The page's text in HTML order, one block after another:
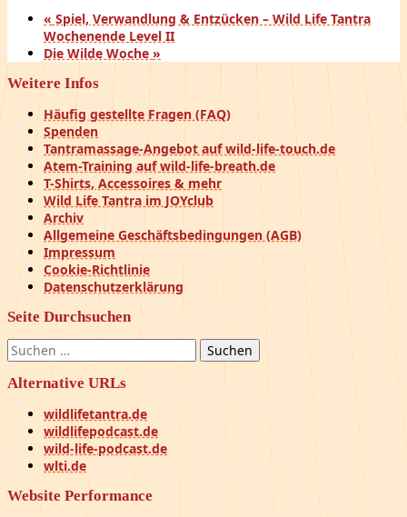
« Spiel, Verwandlung & Entzücken – Wild Life Tantra
Wochenende Level II
Die Wilde Woche »
Weitere Infos
Häufig gestellte Fragen (FAQ)
Spenden
Tantramassage-Angebot auf wild-life-touch.de
Atem-Training auf wild-life-breath.de
T-Shirts, Accessoires & mehr
Wild Life Tantra im JOYclub
Archiv
Allgemeine Geschäftsbedingungen (AGB)
Impressum
Cookie-Richtlinie
Datenschutzerklärung
Seite Durchsuchen
Suchen
nach:
Alternative URLs
wildlifetantra.de
wildlifepodcast.de
wild-life-podcast.de
wlti.de
Website Performance